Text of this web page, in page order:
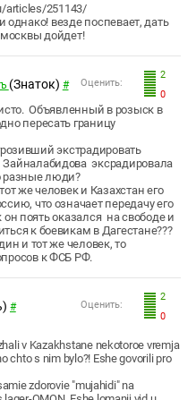
articles/251143/
однако! везде поспевает, дать
дойдет!
2
0
Оценить:
(Знаток) #
Объявленный в розыск в
пересать границу
экстрадировать
эксрадировала
разные люди?
же человек и Казахстан его
что означает передачу его
поять оказался на свободе и
к боевикам в Дагестане???
и тот же человек, то
к ФСБ РФ.
2
0
Оценить:
#
v Kazakhstane nekotoroe vremja
chto s nim bylo?! Eshe govorili pro
zdorovie "mujahidi" na